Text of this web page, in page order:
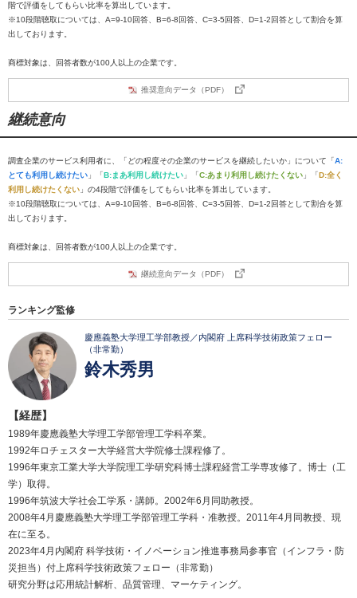
階で評価をしてもらい比率を算出しています。
※10段階聴取については、A=9-10回答、B=6-8回答、C=3-5回答、D=1-2回答として割合を算
出しております。
商標対象は、回答者数が100人以上の企業です。
推奨意向データ（PDF）
継続意向
調査企業のサービス利用者に、「どの程度その企業のサービスを継続したいか」について「A:
とても利用し続けたい 」「B:まあ利用し続けたい 」「C:あまり利用し続けたくない 」「D:全く
利用し続けたくない 」の4段階で評価をしてもらい比率を算出しています。
※10段階聴取については、A=9-10回答、B=6-8回答、C=3-5回答、D=1-2回答として割合を算
出しております。
商標対象は、回答者数が100人以上の企業です。
継続意向データ（PDF）
ランキング監修
慶應義塾大学理工学部教授／内閣府 上席科学技術政策フェロー
（非常勤）
鈴木秀男
【経歴】
1989年慶應義塾大学理工学部管理工学科卒業。
1992年ロチェスター大学経営大学院修士課程修了。
1996年東京工業大学大学院理工学研究科博士課程経営工学専攻修了。博士（工
学）取得。
1996年筑波大学社会工学系・講師。2002年6月同助教授。
2008年4月慶應義塾大学理工学部管理工学科・准教授。2011年4月同教授、現
在に至る。
2023年4月内閣府 科学技術・イノベーション推進事務局参事官（インフラ・防
災担当）付上席科学技術政策フェロー（非常勤）
研究分野は応用統計解析、品質管理、マーケティング。